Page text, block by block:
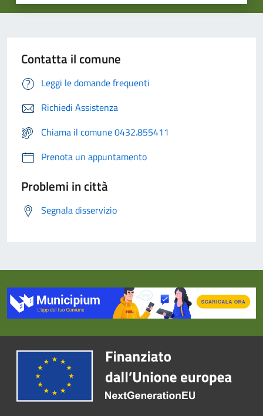
Contatta il comune
Leggi le domande frequenti
Richiedi Assistenza
Chiama il comune 0432.855411
Prenota un appuntamento
Problemi in città
Segnala disservizio